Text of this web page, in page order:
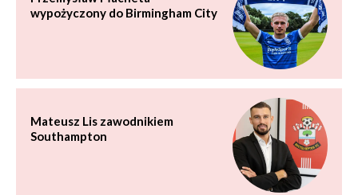
wypożyczony do Birmingham City
Mateusz Lis zawodnikiem
Southampton